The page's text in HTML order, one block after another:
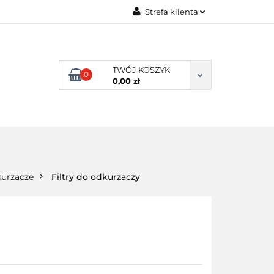
Strefa klienta
Zarejestruj się
Dodaj zgłoszenie
0
TWÓJ KOSZYK
0,00 zł
KLIENCI
Filtry do odkurzaczy